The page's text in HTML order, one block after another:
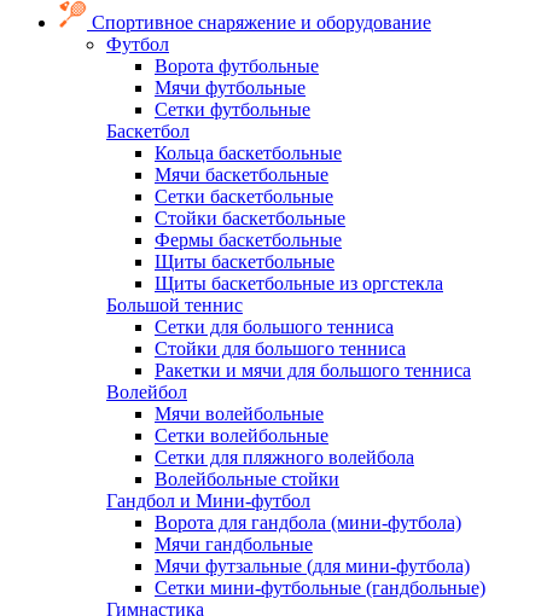
Спортивное снаряжение и оборудование
Футбол
Ворота футбольные
Мячи футбольные
Сетки футбольные
Баскетбол
Кольца баскетбольные
Мячи баскетбольные
Сетки баскетбольные
Стойки баскетбольные
Фермы баскетбольные
Щиты баскетбольные
Щиты баскетбольные из оргстекла
Большой теннис
Сетки для большого тенниса
Стойки для большого тенниса
Ракетки и мячи для большого тенниса
Волейбол
Мячи волейбольные
Сетки волейбольные
Сетки для пляжного волейбола
Волейбольные стойки
Гандбол и Мини-футбол
Ворота для гандбола (мини-футбола)
Мячи гандбольные
Мячи футзальные (для мини-футбола)
Сетки мини-футбольные (гандбольные)
Гимнастика